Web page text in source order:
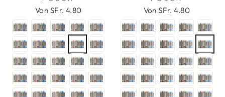
Von SFr. 4.80 Von SFr. 4.80